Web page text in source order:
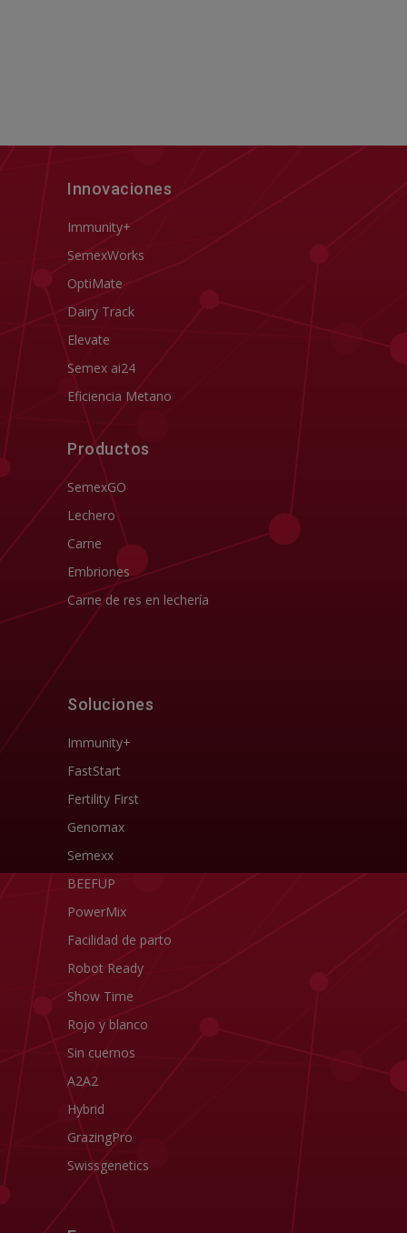
Innovaciones
Immunity+
SemexWorks
OptiMate
Dairy Track
Elevate
Semex ai24
Eficiencia Metano
Productos
SemexGO
Lechero
Carne
Embriones
Carne de res en lechería
Soluciones
Immunity+
FastStart
Fertility First
Genomax
Semexx
BEEFUP
PowerMix
Facilidad de parto
Robot Ready
Show Time
Rojo y blanco
Sin cuernos
A2A2
Hybrid
GrazingPro
Swissgenetics